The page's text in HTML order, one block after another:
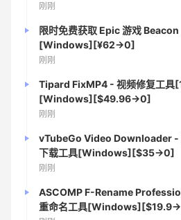
刚刚
限时免费获取 Epic 游戏
[Windows][¥62→0]
刚刚
Tipard FixMP4 - 视频修复工具
[Windows][$49.96→0]
刚刚
vTubeGo Video Downloader -
下载工具[Windows][$35→0]
刚刚
ASCOMP F-Rename
重命名工具